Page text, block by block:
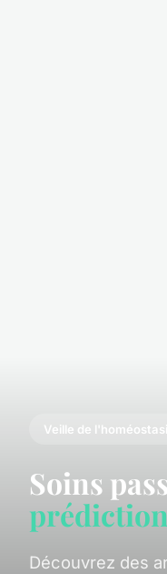
Veille de
Soins
prédiction
Découvrez des